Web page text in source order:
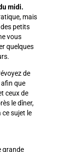
midi.
mais
petits
vous
quelques
de
que
ceux de
le dîner,
ce sujet le
grande